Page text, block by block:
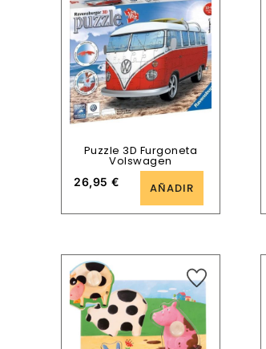
Puzzle 3D Furgoneta
Volswagen
26,95€ AÑADIR